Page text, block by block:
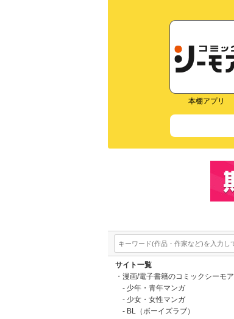
本棚アプリ
サイト一覧
漫画/電子書籍のコミックシーモア
少年・青年マンガ
少女・女性マンガ
BL（ボーイズラブ）